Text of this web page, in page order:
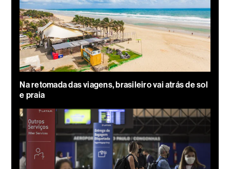
Na retomada das viagens, brasileiro vai atrás de sol
e praia